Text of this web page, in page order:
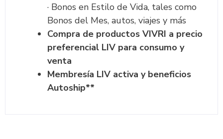
· Bonos en Estilo de Vida, tales como
Bonos del Mes, autos, viajes y más
Compra de productos VIVRI a precio
preferencial LIV para consumo y
venta
Membresía LIV activa y beneficios
Autoship**